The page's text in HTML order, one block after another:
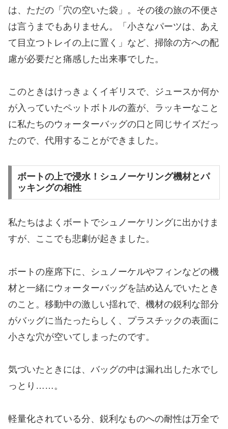
は、ただの「穴の空いた袋」。その後の旅の不便さ
は言うまでもありません。「小さなパーツは、あえ
て目立つトレイの上に置く」など、掃除の方への配
慮が必要だと痛感した出来事でした。
このときはけっきょくイギリスで、ジュースか何か
が入っていたペットボトルの蓋が、ラッキーなこと
に私たちのウォーターバッグの口と同じサイズだっ
たので、代用することができました。
​ボートの上で浸水！シュノーケリング機材とパ
ッキングの相性
​私たちはよくボートでシュノーケリングに出かけま
すが、ここでも悲劇が起きました。
ボートの座席下に、シュノーケルやフィンなどの機
材と一緒にウォーターバッグを詰め込んでいたとき
のこと。移動中の激しい揺れで、機材の鋭利な部分
がバッグに当たったらしく、プラスチックの表面に
小さな穴が空いてしまったのです。
​気づいたときには、バッグの中は漏れ出した水でし
っとり……。
軽量化されている分、鋭利なものへの耐性は万全で